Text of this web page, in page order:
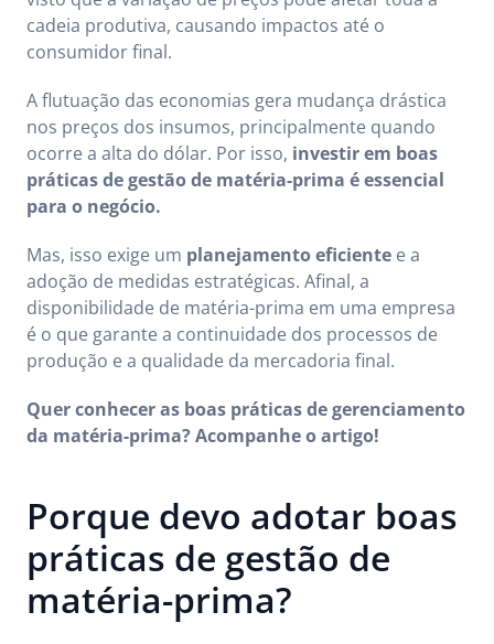
cadeia produtiva, causando impactos até o
consumidor final.
A flutuação das economias gera mudança drástica
nos preços dos insumos, principalmente quando
ocorre a alta do dólar. Por isso, investir em boas
práticas de gestão de matéria-prima é essencial
para o negócio.
Mas, isso exige um planejamento eficiente e a
adoção de medidas estratégicas. Afinal, a
disponibilidade de matéria-prima em uma empresa
é o que garante a continuidade dos processos de
produção e a qualidade da mercadoria final.
Quer conhecer as boas práticas de gerenciamento
da matéria-prima? Acompanhe o artigo!
Porque devo adotar boas
práticas de gestão de
matéria-prima?